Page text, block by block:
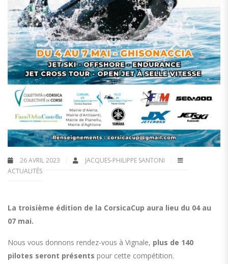
26 AVRIL 2023
JACQUES-PHILIPPE SANTONI
ACTUALITÉS
La troisième édition de la CorsicaCup aura lieu du 04 au
07 mai.
Nous vous donnons rendez-vous à Vignale, plus de 140
pilotes seront présents pour cette compétition.